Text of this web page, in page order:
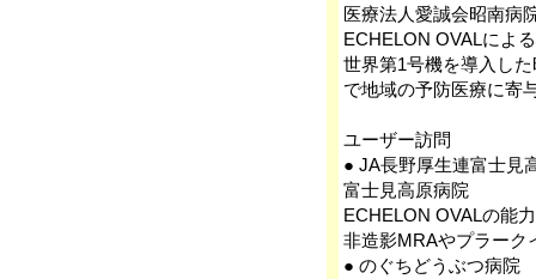
医療法人愛誠会昭南病
ECHELON OVALによ
世界第1号機を導入し
で地域の予防医療に寄
ユーザー訪問
● JA長野厚生連富士見
富士見高原病院
ECHELON OVALの能
非造影MRAやプラーク
● のぐちどうぶつ病院